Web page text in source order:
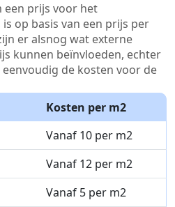
een prijs voor het
op basis van een prijs per
er alsnog wat externe
kunnen beïnvloeden, echter
de kosten voor de
Kosten per m2
Vanaf 10 per m2
Vanaf 12 per m2
Vanaf 5 per m2